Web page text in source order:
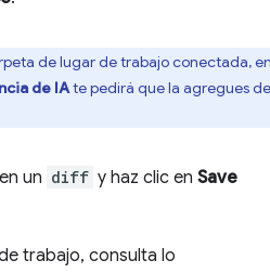
de lugar de trabajo conectada,
de IAte pedirá que la agregues de
un diff y haz clic en Save
trabajo, consulta lo